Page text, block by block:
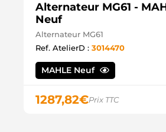
Alternateur MG61 -
Neuf
Alternateur MG61
Ref. AtelierD : 3014470
MAHLE Neuf
1287,82€Prix TTC